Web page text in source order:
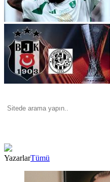
YazarlarTümü